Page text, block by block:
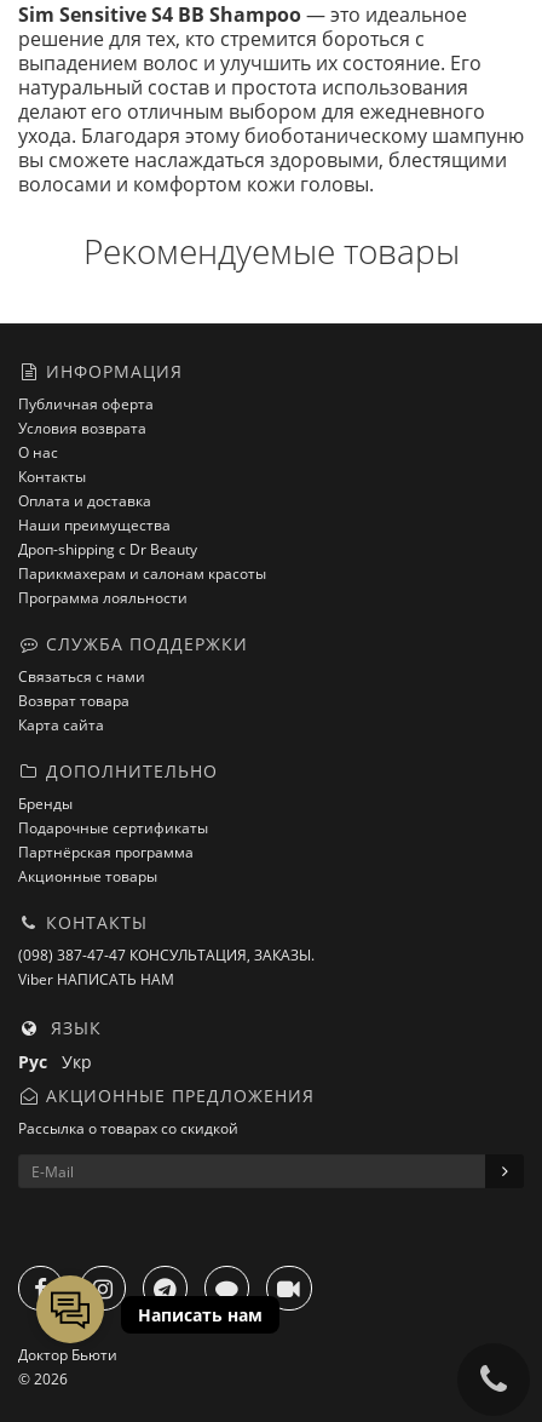
Sim Sensitive S4 BB Shampoo— это идеальное
решение для тех, кто стремится бороться с
выпадением волос и улучшить их состояние. Его
натуральный состав и простота использования
делают его отличным выбором для ежедневного
ухода. Благодаря этому биоботаническому шампуню
вы сможете наслаждаться здоровыми, блестящими
волосами и комфортом кожи головы.
Рекомендуемые товары
ИНФОРМАЦИЯ
Публичная оферта
Условия возврата
О нас
Контакты
Оплата и доставка
Наши преимущества
Дроп-shipping с Dr Beauty
Парикмахерам и салонам красоты
Программа лояльности
СЛУЖБА ПОДДЕРЖКИ
Связаться с нами
Возврат товара
Карта сайта
ДОПОЛНИТЕЛЬНО
Бренды
Подарочные сертификаты
Партнёрская программа
Акционные товары
КОНТАКТЫ
(098) 387-47-47 КОНСУЛЬТАЦИЯ, ЗАКАЗЫ.
Viber НАПИСАТЬ НАМ
ЯЗЫК
Рус Укр
АКЦИОННЫЕ ПРЕДЛОЖЕНИЯ
Рассылка о товарах со скидкой
Доктор Бьюти
© 2026